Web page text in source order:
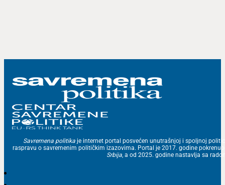
Savremena politika je internet portal posvećen unutrašnjoj i spoljnoj
raspravu o savremenim političkim izazovima. Portal je 2017. godine
Srbija, a od 2025. godine nastavlja sa